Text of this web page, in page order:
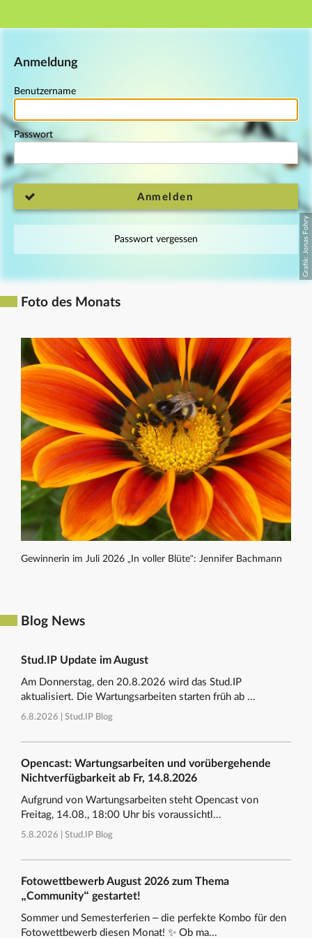
Hauptnavigation
Anmeldung
Benutzername
Passwort
Anmelden
Passwort vergessen
Foto des Monats
Gewinnerin im Juli 2026 „In voller Blüte“: Jennifer Bachmann
Blog News
Stud.IP Update im August
Am Donnerstag, den 20.8.2026 wird das Stud.IP
aktualisiert. Die Wartungsarbeiten starten früh ab ...
6.8.2026 | Stud.IP Blog
Opencast: Wartungsarbeiten und vorübergehende
Nichtverfügbarkeit ab Fr, 14.8.2026
Aufgrund von Wartungsarbeiten steht Opencast von
Freitag, 14.08., 18:00 Uhr bis voraussichtl...
5.8.2026 | Stud.IP Blog
Fotowettbewerb August 2026 zum Thema
„Community“ gestartet!
Sommer und Semesterferien – die perfekte Kombo für den
Fotowettbewerb diesen Monat! ✨ Ob ma...